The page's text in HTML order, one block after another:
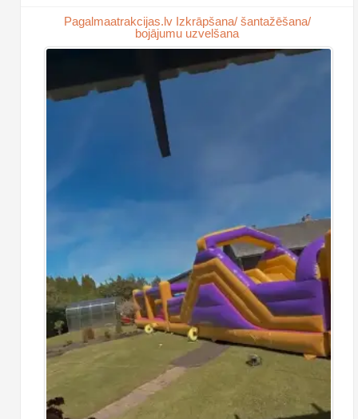
Pagalmaatrakcijas.lv Izkrāpšana/ šantažēšana/
bojājumu uzvelšana